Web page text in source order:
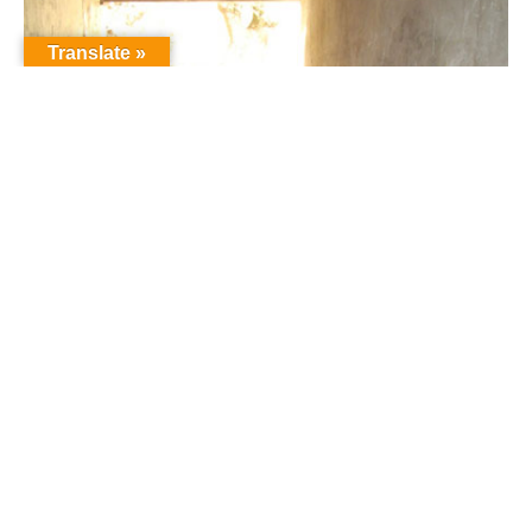
Translate »